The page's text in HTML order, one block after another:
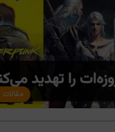
مقالات